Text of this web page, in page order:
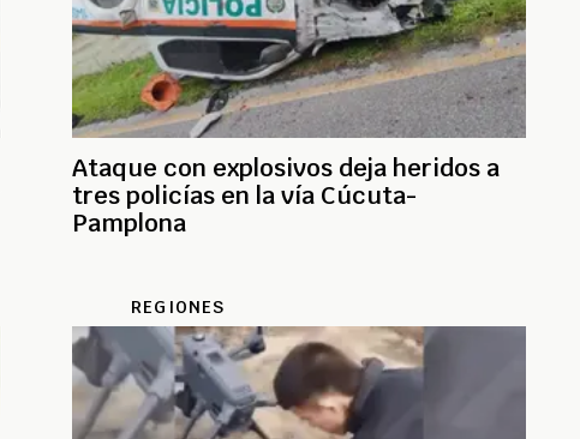
Ataque con explosivos deja heridos a
tres policías en la vía Cúcuta-
Pamplona
REGIONES